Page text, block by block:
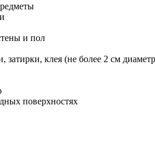
и пол
клея (не более 2 см
поверхностях